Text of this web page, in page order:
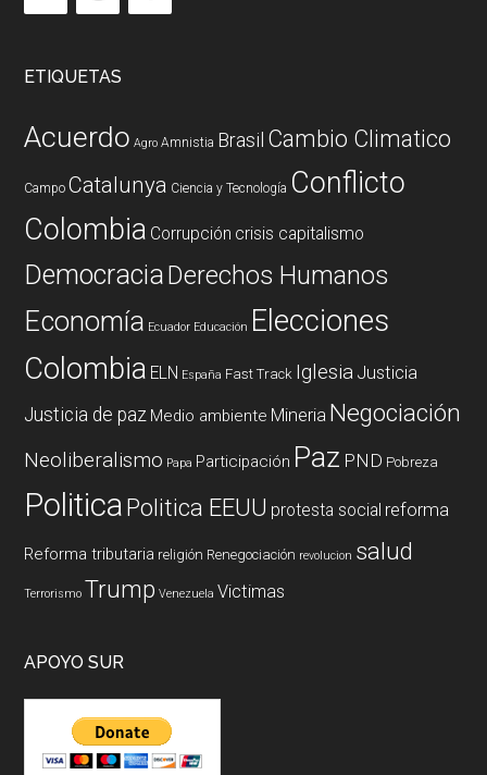
ETIQUETAS
Acuerdo Agro Amnistia Brasil Cambio Climatico
Campo Catalunya Ciencia y Tecnología Conflicto
Colombia Corrupción crisis capitalismo
DemocraciaDerechos Humanos
Economía Ecuador Educación Elecciones
Colombia ELN España Fast Track Iglesia Justicia
Justicia de paz Medio ambiente Mineria Negociación
Neoliberalismo Papa Participación Paz PND Pobreza
PoliticaPolitica EEUU protesta social reforma
Reforma tributaria religión Renegociación revolucion salud
Terrorismo Trump Venezuela Victimas
APOYO SUR